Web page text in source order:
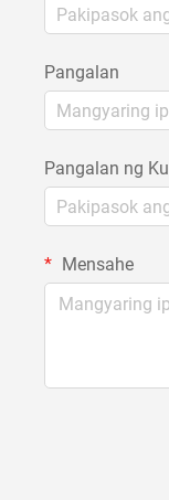
Pangalan
Pangalan ng
Mensahe